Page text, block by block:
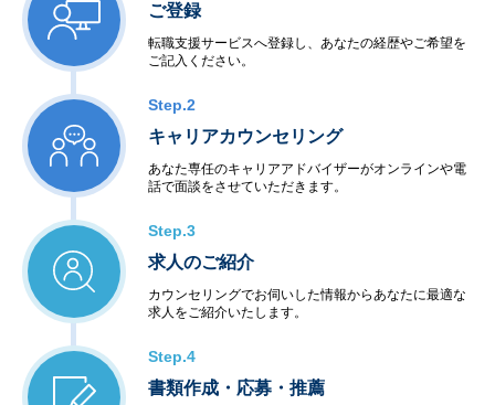
・ビル・店舗設備制御
・電力・エネルギー制御
・通信インフラ制御
・LSI・FPGA設計
・電子回路設計・生産
◆アウトソーシングサービス
＜システム運用保守サービス＞
・業務運用
・オペレーション
・ネットワーク管理
・ファシリティ管理
・ヘルプデスク
・データセンター
・ハウジング・ホスティング
・セキュリティ
ご登録
転職支援サービスへ登録し、あなたの経歴やご希望を
ご記入ください。
Step.2
キャリアカウンセリング
あなた専任のキャリアアドバイザーがオンラインや電
話で面談をさせていただきます。
Step.3
求人のご紹介
カウンセリングでお伺いした情報からあなたに最適な
求人をご紹介いたします。
Step.4
書類作成・応募・推薦